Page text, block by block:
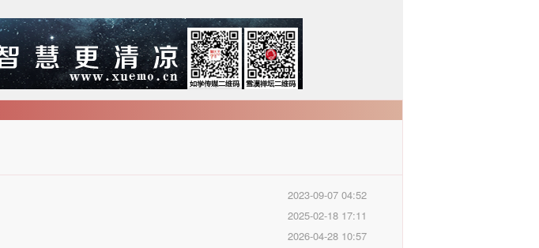
2023-09-07 04:52
2025-02-18 17:11
2026-04-28 10:57